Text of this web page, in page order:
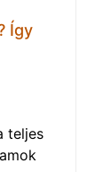
Így
teljes